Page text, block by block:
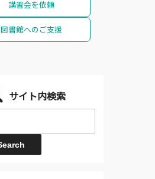
講習会を依頼
図書館へのご支援
サイト内検索